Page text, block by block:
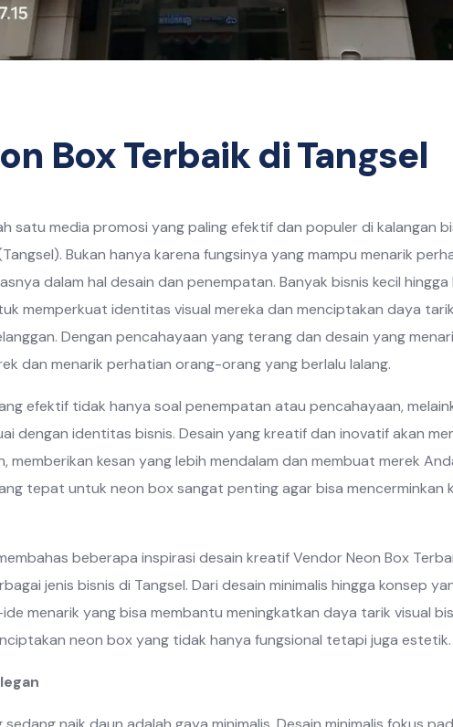
Box Terbaik di Tangsel
satu media promosi yang paling efektif dan populer di kalangan
Bukan hanya karena fungsinya yang mampu menarik
dalam hal desain dan penempatan. Banyak bisnis kecil hingga
memperkuat identitas visual mereka dan menciptakan daya
Dengan pencahayaan yang terang dan desain yang
dan menarik perhatian orang-orang yang berlalu lalang.
efektif tidak hanya soal penempatan atau pencahayaan,
dengan identitas bisnis. Desain yang kreatif dan inovatif akan
memberikan kesan yang lebih mendalam dan membuat merek
tepat untuk neon box sangat penting agar bisa mencerminkan
beberapa inspirasi desain kreatif Vendor Neon Box
jenis bisnis di Tangsel. Dari desain minimalis hingga konsep
menarik yang bisa membantu meningkatkan daya tarik visual
neon box yang tidak hanya fungsional tetapi juga estetik.